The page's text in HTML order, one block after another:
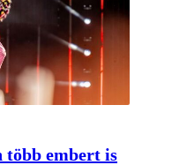
több embert is